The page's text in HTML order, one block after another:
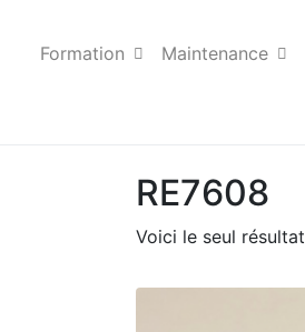
Formation Maintenance
RE7608
Voici le seul résultat